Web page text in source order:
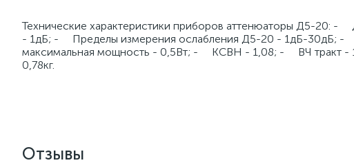
Технические характеристики приборов аттенюаторы Д5-20:
- 1дБ; - Пределы измерения ослабления Д5-20 - 1дБ-30дБ;
максимальная мощность - 0,5Вт; - КСВН - 1,08; - ВЧ тракт
0,78кг.
Отзывы